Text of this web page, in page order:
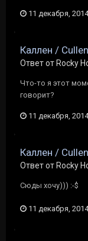
11 декабря, 2014
Каллен / Cullen
Ответ от Rocky
Что-то я этот
говорит?
11 декабря, 2014
Каллен / Cullen
Ответ от Rocky
Сюды хочу))) :-$
11 декабря, 2014